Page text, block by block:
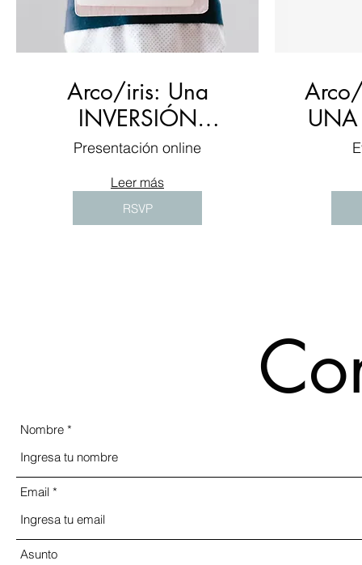
Arco/iris: Una
INVERSIÓN
SEGURA
Presentación online
Leer más
RSVP
Arco/
Nombre
Email
Asunto